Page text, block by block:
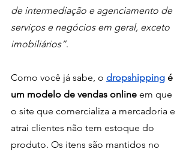
de intermediação e agenciamento de
serviços e negócios em geral, exceto
imobiliários”.
Como você já sabe, o dropshipping é
um modelo de vendas online em que
o site que comercializa a mercadoria e
atrai clientes não tem estoque do
produto. Os itens são mantidos no